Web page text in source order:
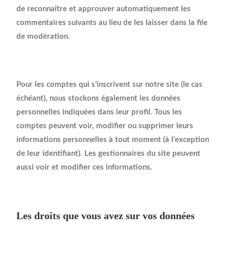
de reconnaître et approuver automatiquement les
commentaires suivants au lieu de les laisser dans la file
de modération.
Pour les comptes qui s’inscrivent sur notre site (le cas
échéant), nous stockons également les données
personnelles indiquées dans leur profil. Tous les
comptes peuvent voir, modifier ou supprimer leurs
informations personnelles à tout moment (à l’exception
de leur identifiant). Les gestionnaires du site peuvent
aussi voir et modifier ces informations.
Les droits que vous avez sur vos données